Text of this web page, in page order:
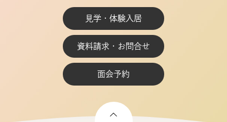
見学・体験入居
資料請求・お問合せ
面会予約